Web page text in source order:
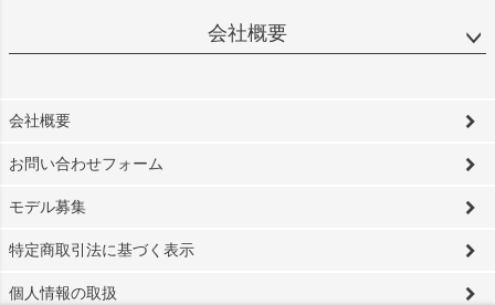
会社概要
会社概要
お問い合わせフォーム
モデル募集
特定商取引法に基づく表示
個人情報の取扱